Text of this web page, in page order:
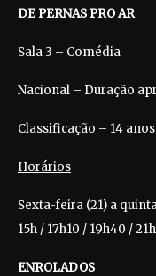
DE PERNAS PRO AR
Sala 3 – Comédia
Nacional – Duração
Classificação – 14 anos
Horários
Sexta-feira (21) a
15h / 17h10 / 19h40 /
ENROLADOS